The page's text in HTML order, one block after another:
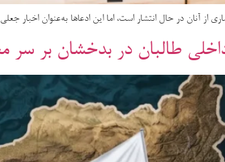
آنان در حال انتشار است، اما این ادعاها به‌عنوان اخبار
طالبان در بدخشان بر سر